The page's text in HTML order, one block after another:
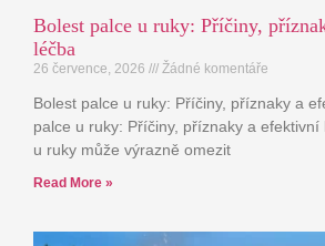
Bolest palce u ruky: Příčiny,
léčba
26 července, 2026 Žádné komentáře
Bolest palce u ruky: Příčiny, příznaky a
palce u ruky: Příčiny, příznaky a efektivní
u ruky může výrazně omezit
Read More »